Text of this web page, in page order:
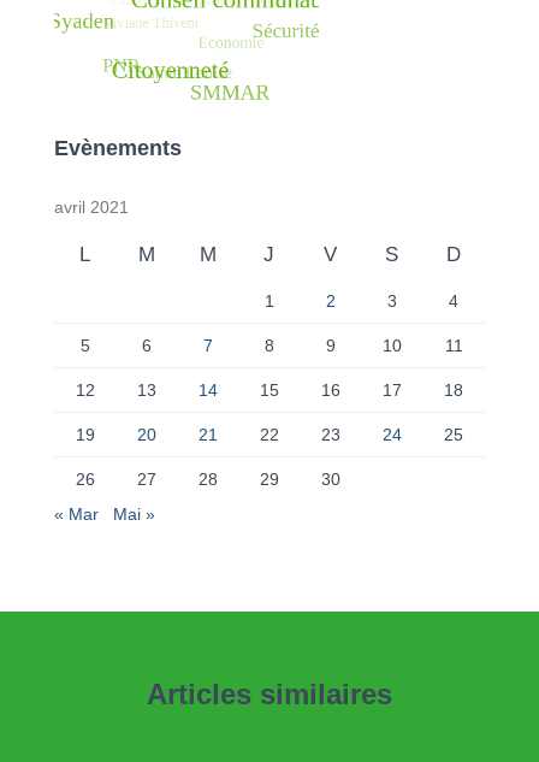
Evènements
avril 2021
L M M J V S D
1 2 3 4
5 6 7 8 9 10 11
12 13 14 15 16 17 18
19 20 21 22 23 24 25
26 27 28 29
30
« Mar
Mai »
Articles similaires